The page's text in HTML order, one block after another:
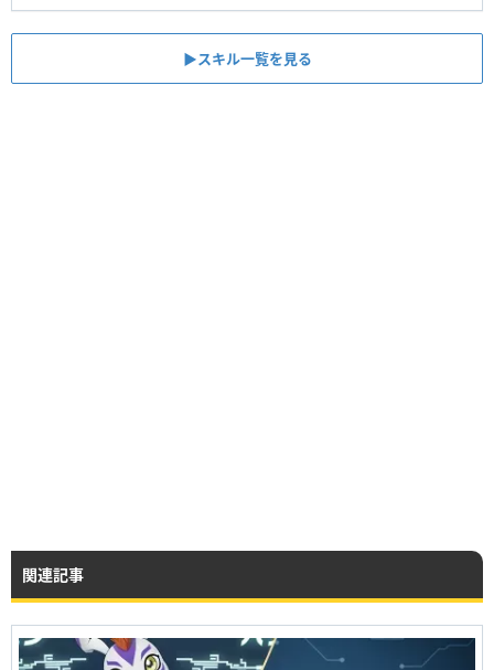
▶︎スキル一覧を見る
関連記事